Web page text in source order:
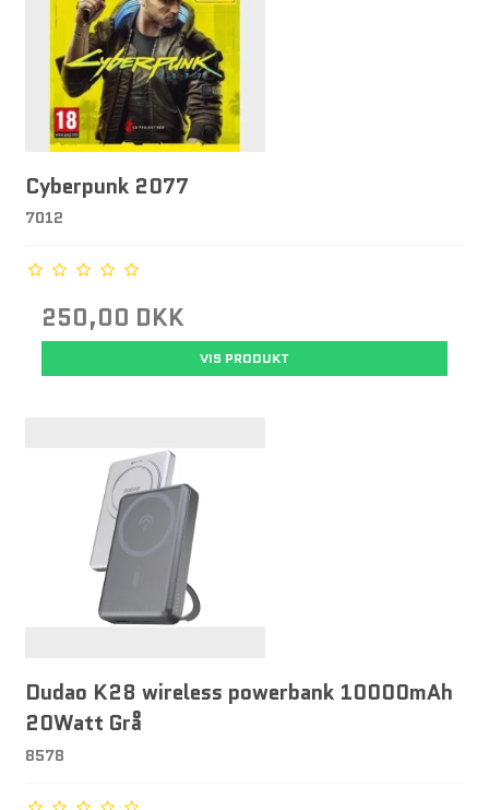
Cyberpunk 2077
7012
250,00 DKK
VIS PRODUKT
Dudao K28 wireless powerbank 10000mAh
20Watt Grå
8578